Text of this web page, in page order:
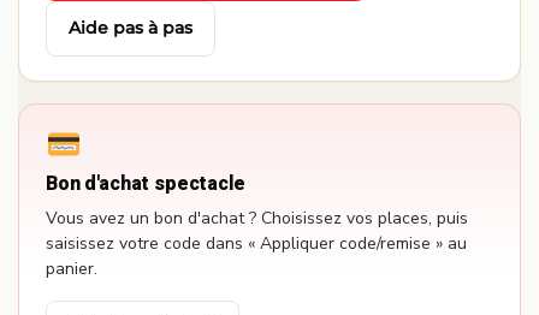
· Aide pas à pas
Bon d'achat spectacle
Vous avez un bon d'achat ? Choisissez vos places, puis
saisissez votre code dans « Appliquer code/remise » au
panier.